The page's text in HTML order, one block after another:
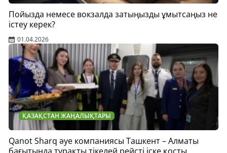
Пойызда немесе вокзалда затыңызды ұмытсаңыз не
істеу керек?
01.04.2026
ҚАЗАҚСТАН ЖАҢАЛЫҚТАРЫ
Qanot Sharq әуе компаниясы Ташкент – Алматы